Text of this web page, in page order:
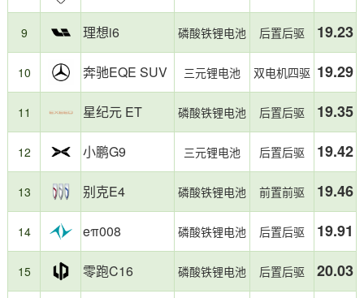
录
制
作，
反
映
日
用
车
真
耗。
细
场
之
一，
2025
年
级
别
车
体
电
耗
9 理想i6 磷酸铁锂电池 后置后驱 19.23
10 奔驰EQE SUV 三元锂电池 双电机四驱 19.29
11 星纪元 ET 磷酸铁锂电池 后置后驱 19.35
12 小鹏G9 三元锂电池 后置后驱 19.42
13 别克E4 磷酸铁锂电池 前置前驱 19.46
14 eπ008 磷酸铁锂电池 后置后驱 19.91
15 零跑C16 磷酸铁锂电池 后置后驱 20.03